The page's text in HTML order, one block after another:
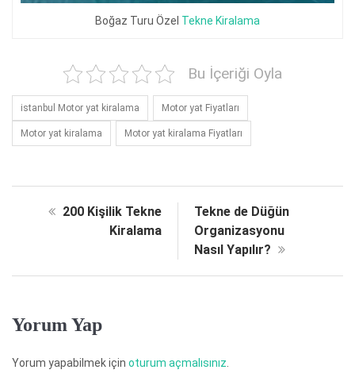
Boğaz Turu Özel Tekne Kiralama
Bu İçeriği Oyla
istanbul Motor yat kiralama Motor yat Fiyatları
Motor yat kiralama Motor yat kiralama Fiyatları
200 Kişilik Tekne
Kiralama
Tekne de Düğün
Organizasyonu
Nasıl Yapılır?
Yorum Yap
Yorum yapabilmek için oturum açmalısınız.